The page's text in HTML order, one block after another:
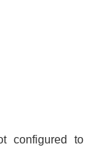
configured to